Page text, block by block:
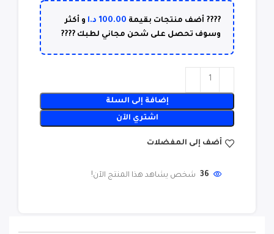
???? أضف منتجات بقيمة 100.00 د.ا و أكثر
وسوف تحصل على شحن مجاني لطبك ????
إضافة إلى السلة
اشتري الآن
أضف إلى المفضلات
36 شخص يشاهد هذا المنتج الآن!